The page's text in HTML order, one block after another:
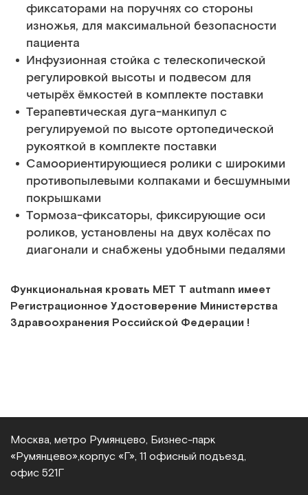
фиксаторами на поручнях со стороны
изножья, для максимальной безопасности
пациента
Инфузионная стойка с телескопической
регулировкой высоты и подвесом для
четырёх ёмкостей в комплекте поставки
Терапевтическая дуга-манкипул с
регулируемой по высоте ортопедической
рукояткой в комплекте поставки
Самоориентирующиеся ролики с широкими
противопылевыми колпаками и бесшумными
покрышками
Тормоза-фиксаторы, фиксирующие оси
роликов, установлены на двух колёсах по
диагонали и снабжены удобными педалями
Функциональная кровать МЕТ T autmann имеет
Регистрационное Удостоверение Министерства
Здравоохранения Российской Федерации !
Москва, метро Румянцево, Бизнес‑парк
«Румянцево», корпус «Г», 11 офисный подъезд,
офис 521Г